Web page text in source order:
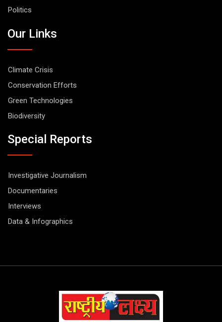
Politics
Our Links
Climate Crisis
Conservation Efforts
Green Technologies
Biodiversity
Special Reports
Investigative Journalism
Documentaries
Interviews
Data & Infographics